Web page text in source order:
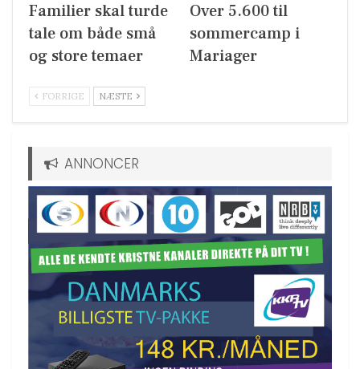
Familier skal turde
tale om både små
og store temaer
Over 5.600 til
sommercamp i
Mariager
FORRIGE NÆSTE
ANNONCER